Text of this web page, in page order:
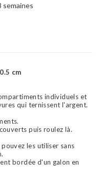
semaines
cm
individuels et
qui ternissent l'argent.
puis roulez là.
les utiliser sans
bordée d'un galon en